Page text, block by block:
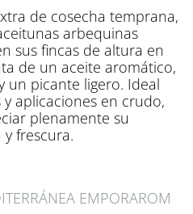
de cosecha temprana,
arbequinas
sus fincas de altura en
de un aceite aromático,
un picante ligero. Ideal
aplicaciones en crudo,
plenamente su
frescura.
EMPORAROM